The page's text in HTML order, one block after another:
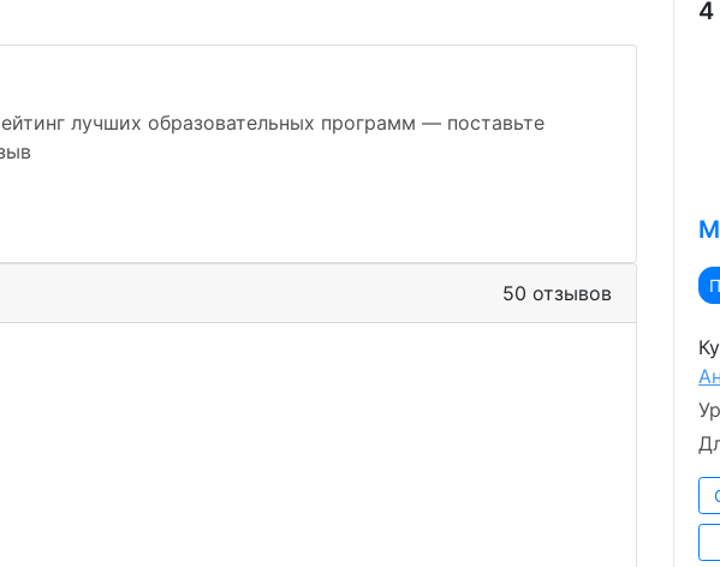
лучших образовательных программ — поставьте
50 отзывов
4